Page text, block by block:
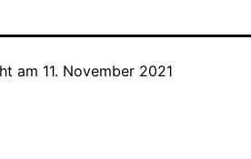
am 11. November 2021